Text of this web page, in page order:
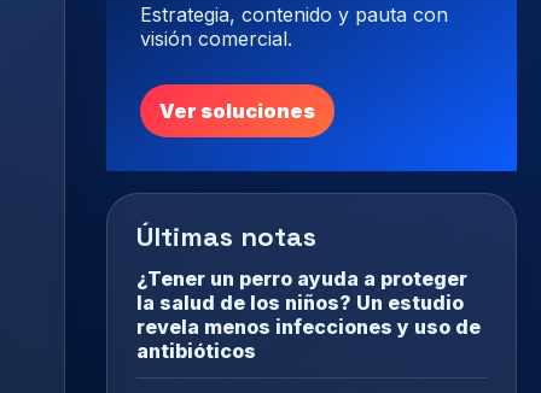
Estrategia, contenido y pauta con
visión comercial.
Ver soluciones
Últimas notas
¿Tener un perro ayuda a proteger
la salud de los niños? Un estudio
revela menos infecciones y uso de
antibióticos